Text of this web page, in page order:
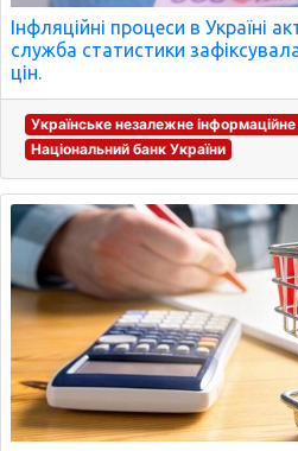
Інфляційні процеси в Україні
служба статистики
цін.
Українське незалежне
Національний банк України